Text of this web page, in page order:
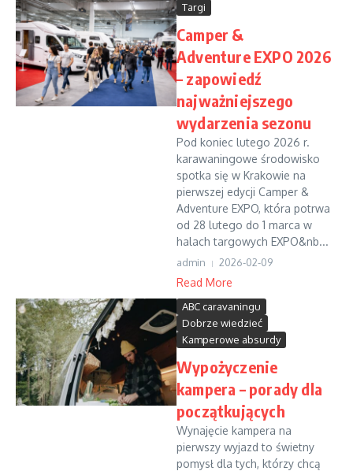
Targi
Camper &
Adventure EXPO 2026
– zapowiedź
najważniejszego
wydarzenia sezonu
Pod koniec lutego 2026 r.
karawaningowe środowisko
spotka się w Krakowie na
pierwszej edycji Camper &
Adventure EXPO, która potrwa
od 28 lutego do 1 marca w
halach targowych EXPO&nb...
admin 2026-02-09
Read More
ABC caravaningu
Dobrze wiedzieć
Kamperowe absurdy
Wypożyczenie
kampera – porady dla
początkujących
Wynajęcie kampera na
pierwszy wyjazd to świetny
pomysł dla tych, którzy chcą